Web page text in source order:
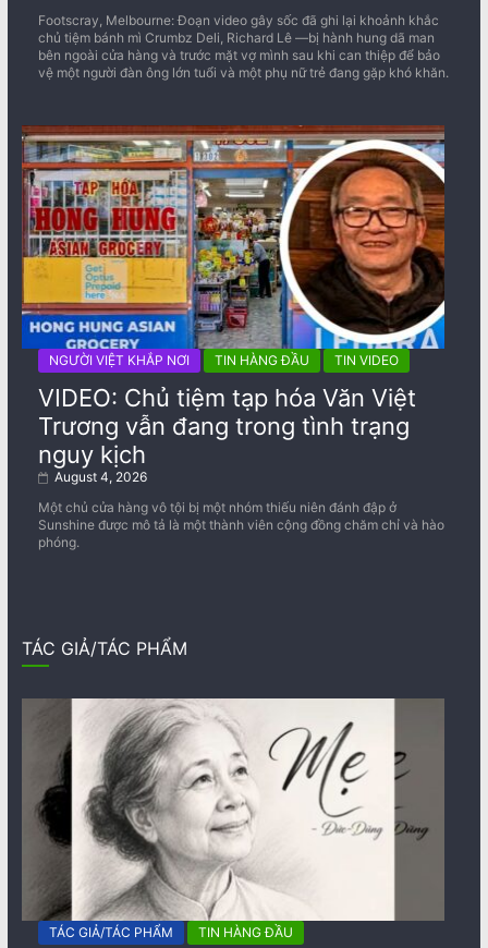
Footscray, Melbourne: Đoạn video gây sốc đã ghi lại khoảnh khắc
chủ tiệm bánh mì Crumbz Deli, Richard Lê —bị hành hung dã man
bên ngoài cửa hàng và trước mặt vợ mình sau khi can thiệp để bảo
vệ một người đàn ông lớn tuổi và một phụ nữ trẻ đang gặp khó khăn.
NGƯỜI VIỆT KHẮP NƠI TIN HÀNG ĐẦU TIN VIDEO
VIDEO: Chủ tiệm tạp hóa Văn Việt
Trương vẫn đang trong tình trạng
nguy kịch
August 4, 2026
Một chủ cửa hàng vô tội bị một nhóm thiếu niên đánh đập ở
Sunshine được mô tả là một thành viên cộng đồng chăm chỉ và hào
phóng.
TÁC GIẢ/TÁC PHẨM
TÁC GIẢ/TÁC PHẨM TIN HÀNG ĐẦU